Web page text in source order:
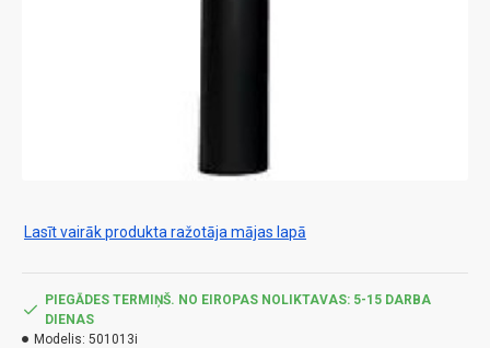
Lasīt vairāk produkta ražotāja mājas lapā
PIEGĀDES TERMIŅŠ. NO EIROPAS NOLIKTAVAS: 5-15 DARBA
DIENAS
Modelis: 501013i